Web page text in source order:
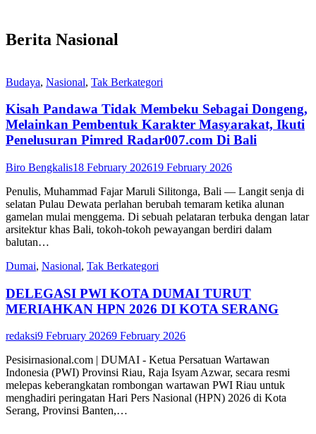
Berita Nasional
Budaya, Nasional, Tak Berkategori
Kisah Pandawa Tidak Membeku Sebagai Dongeng,
Melainkan Pembentuk Karakter Masyarakat, Ikuti
Penelusuran Pimred Radar007.com Di Bali
Biro Bengkalis18 February 202619 February 2026
Penulis, Muhammad Fajar Maruli Silitonga, Bali — Langit senja di
selatan Pulau Dewata perlahan berubah temaram ketika alunan
gamelan mulai menggema. Di sebuah pelataran terbuka dengan latar
arsitektur khas Bali, tokoh-tokoh pewayangan berdiri dalam
balutan…
Dumai, Nasional, Tak Berkategori
DELEGASI PWI KOTA DUMAI TURUT
MERIAHKAN HPN 2026 DI KOTA SERANG
redaksi9 February 20269 February 2026
Pesisirnasional.com | DUMAI - Ketua Persatuan Wartawan
Indonesia (PWI) Provinsi Riau, Raja Isyam Azwar, secara resmi
melepas keberangkatan rombongan wartawan PWI Riau untuk
menghadiri peringatan Hari Pers Nasional (HPN) 2026 di Kota
Serang, Provinsi Banten,…